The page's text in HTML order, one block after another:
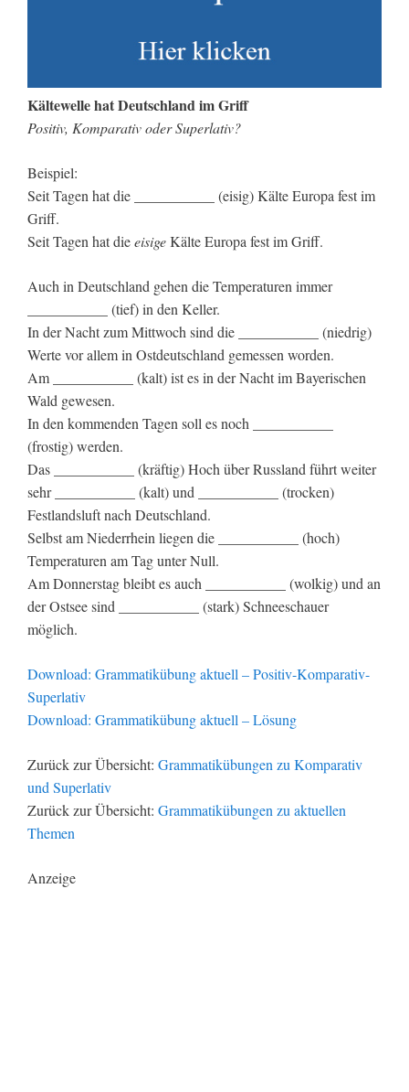
Kältewelle hat Deutschland im Griff
Positiv, Komparativ oder Superlativ?
Beispiel:
Seit Tagen hat die ___________ (eisig) Kälte Europa fest im
Griff.
Seit Tagen hat dieeisigeKälte Europa fest im Griff.
Auch in Deutschland gehen die Temperaturen immer
___________ (tief) in den Keller.
In der Nacht zum Mittwoch sind die ___________ (niedrig)
Werte vor allem in Ostdeutschland gemessen worden.
Am ___________ (kalt) ist es in der Nacht im Bayerischen
Wald gewesen.
In den kommenden Tagen soll es noch ___________
(frostig) werden.
Das ___________ (kräftig) Hoch über Russland führt weiter
sehr ___________ (kalt) und ___________ (trocken)
Festlandsluft nach Deutschland.
Selbst am Niederrhein liegen die ___________ (hoch)
Temperaturen am Tag unter Null.
Am Donnerstag bleibt es auch ___________ (wolkig) und an
der Ostsee sind ___________ (stark) Schneeschauer
möglich.
Download: Grammatikübung aktuell – Positiv-Komparativ-
Superlativ
Download: Grammatikübung aktuell – Lösung
Zurück zur Übersicht: Grammatikübungen zu Komparativ
und Superlativ
Zurück zur Übersicht: Grammatikübungen zu aktuellen
Themen
Anzeige